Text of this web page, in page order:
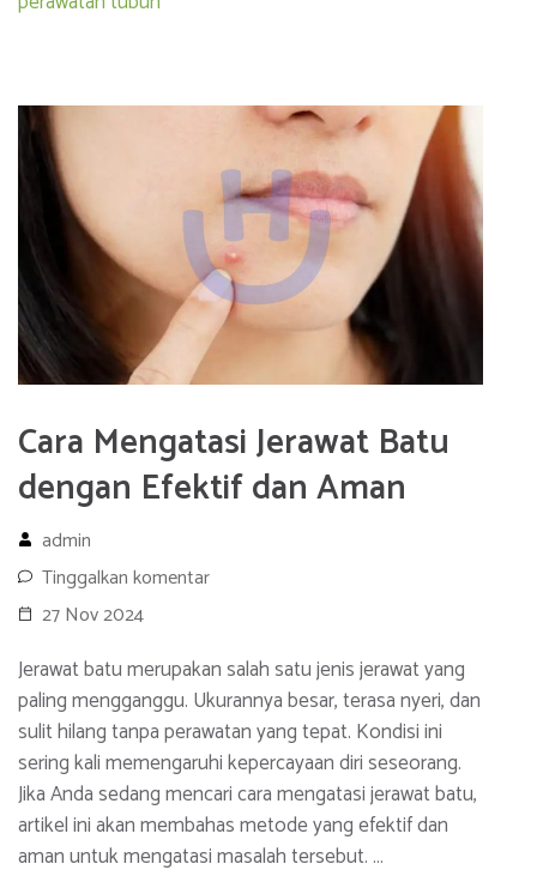
Cara Mengatasi Jerawat Batu
dengan Efektif dan Aman
admin
Tinggalkan komentar
27 Nov 2024
Jerawat batu merupakan salah satu jenis jerawat yang
paling mengganggu. Ukurannya besar, terasa nyeri, dan
sulit hilang tanpa perawatan yang tepat. Kondisi ini
sering kali memengaruhi kepercayaan diri seseorang.
Jika Anda sedang mencari cara mengatasi jerawat batu,
artikel ini akan membahas metode yang efektif dan
aman untuk mengatasi masalah tersebut. …